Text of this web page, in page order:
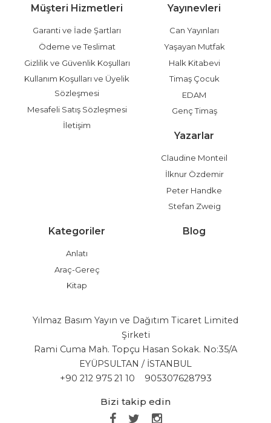
Müşteri Hizmetleri
Garanti ve İade Şartları
Ödeme ve Teslimat
Gizlilik ve Güvenlik Koşulları
Kullanım Koşulları ve Üyelik
Sözleşmesi
Mesafeli Satış Sözleşmesi
İletişim
Yayınevleri
Can Yayınları
Yaşayan Mutfak
Halk Kitabevi
Timaş Çocuk
EDAM
Genç Timaş
Yazarlar
Claudine Monteil
İlknur Özdemir
Peter Handke
Stefan Zweig
Kategoriler
Anlatı
Araç-Gereç
Kitap
Blog
Yılmaz Basım Yayın ve Dağıtım Ticaret Limited
Şirketi
Rami Cuma Mah. Topçu Hasan Sokak. No:35/A
EYÜPSULTAN / İSTANBUL
+90 212 975 21 10
905307628793
Bizi takip edin